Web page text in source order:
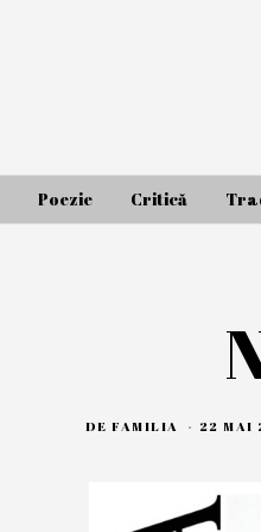
Poezie Critică
DEFAMILIA 22 MAI